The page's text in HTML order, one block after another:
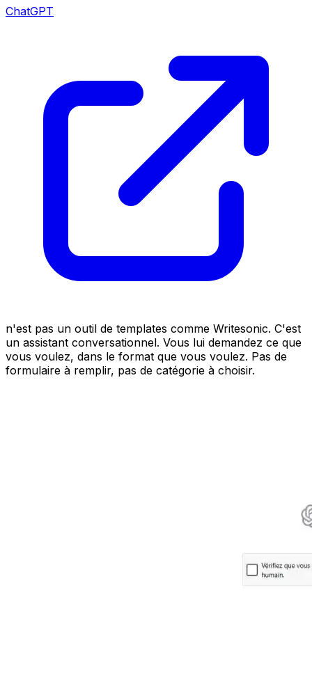
ChatGPT
n'est pas un outil de templates comme Writesonic. C'est
un assistant conversationnel. Vous lui demandez ce que
vous voulez, dans le format que vous voulez. Pas de
formulaire à remplir, pas de catégorie à choisir.